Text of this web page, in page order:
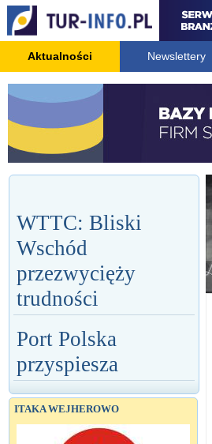
Aktualności Newslettery
WTTC: Bliski
Wschód
przezwycięży
trudności
Port Polska
przyspiesza
ITAKA WEJHEROWO